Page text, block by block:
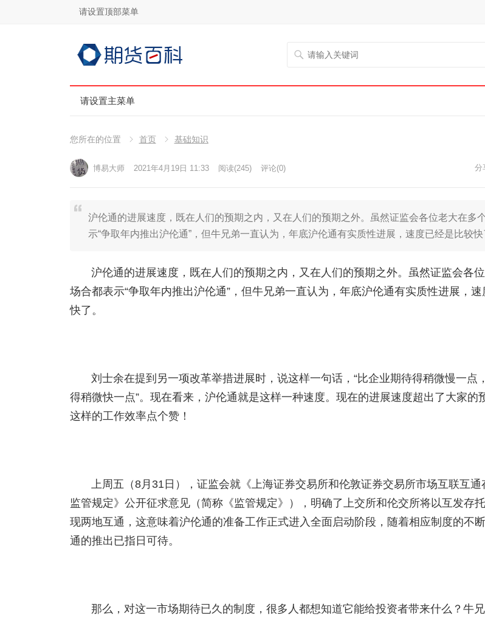
请设置顶部菜单
请设置主菜单
您所在的位置 首页 基础知识
博易大师 2021年4月19日 11:33 阅读(245) 评论(0)
沪伦通的进展速度，既在人们的预期之内，又在人们的预期之外。虽然证监会各位老大在多
示“争取年内推出沪伦通”，但牛兄弟一直认为，年底沪伦通有实质性进展，速度已经是比较
沪伦通的进展速度，既在人们的预期之内，又在人们的预期之外。虽然证监会各
场合都表示“争取年内推出沪伦通”，但牛兄弟一直认为，年底沪伦通有实质性进展，
快了。
刘士余在提到另一项改革举措进展时，说这样一句话，“比企业期待得稍微慢一点
得稍微快一点”。现在看来，沪伦通就是这样一种速度。现在的进展速度超出了大家的
这样的工作效率点个赞！
上周五（8月31日），证监会就《上海证券交易所和伦敦证券交易所市场互联互通
监管规定》公开征求意见（简称《监管规定》），明确了上交所和伦交所将以互发存
现两地互通，这意味着沪伦通的准备工作正式进入全面启动阶段，随着相应制度的不
通的推出已指日可待。
那么，对这一市场期待已久的制度，很多人都想知道它能给投资者带来什么？牛